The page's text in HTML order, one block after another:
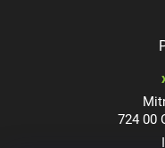
724 00